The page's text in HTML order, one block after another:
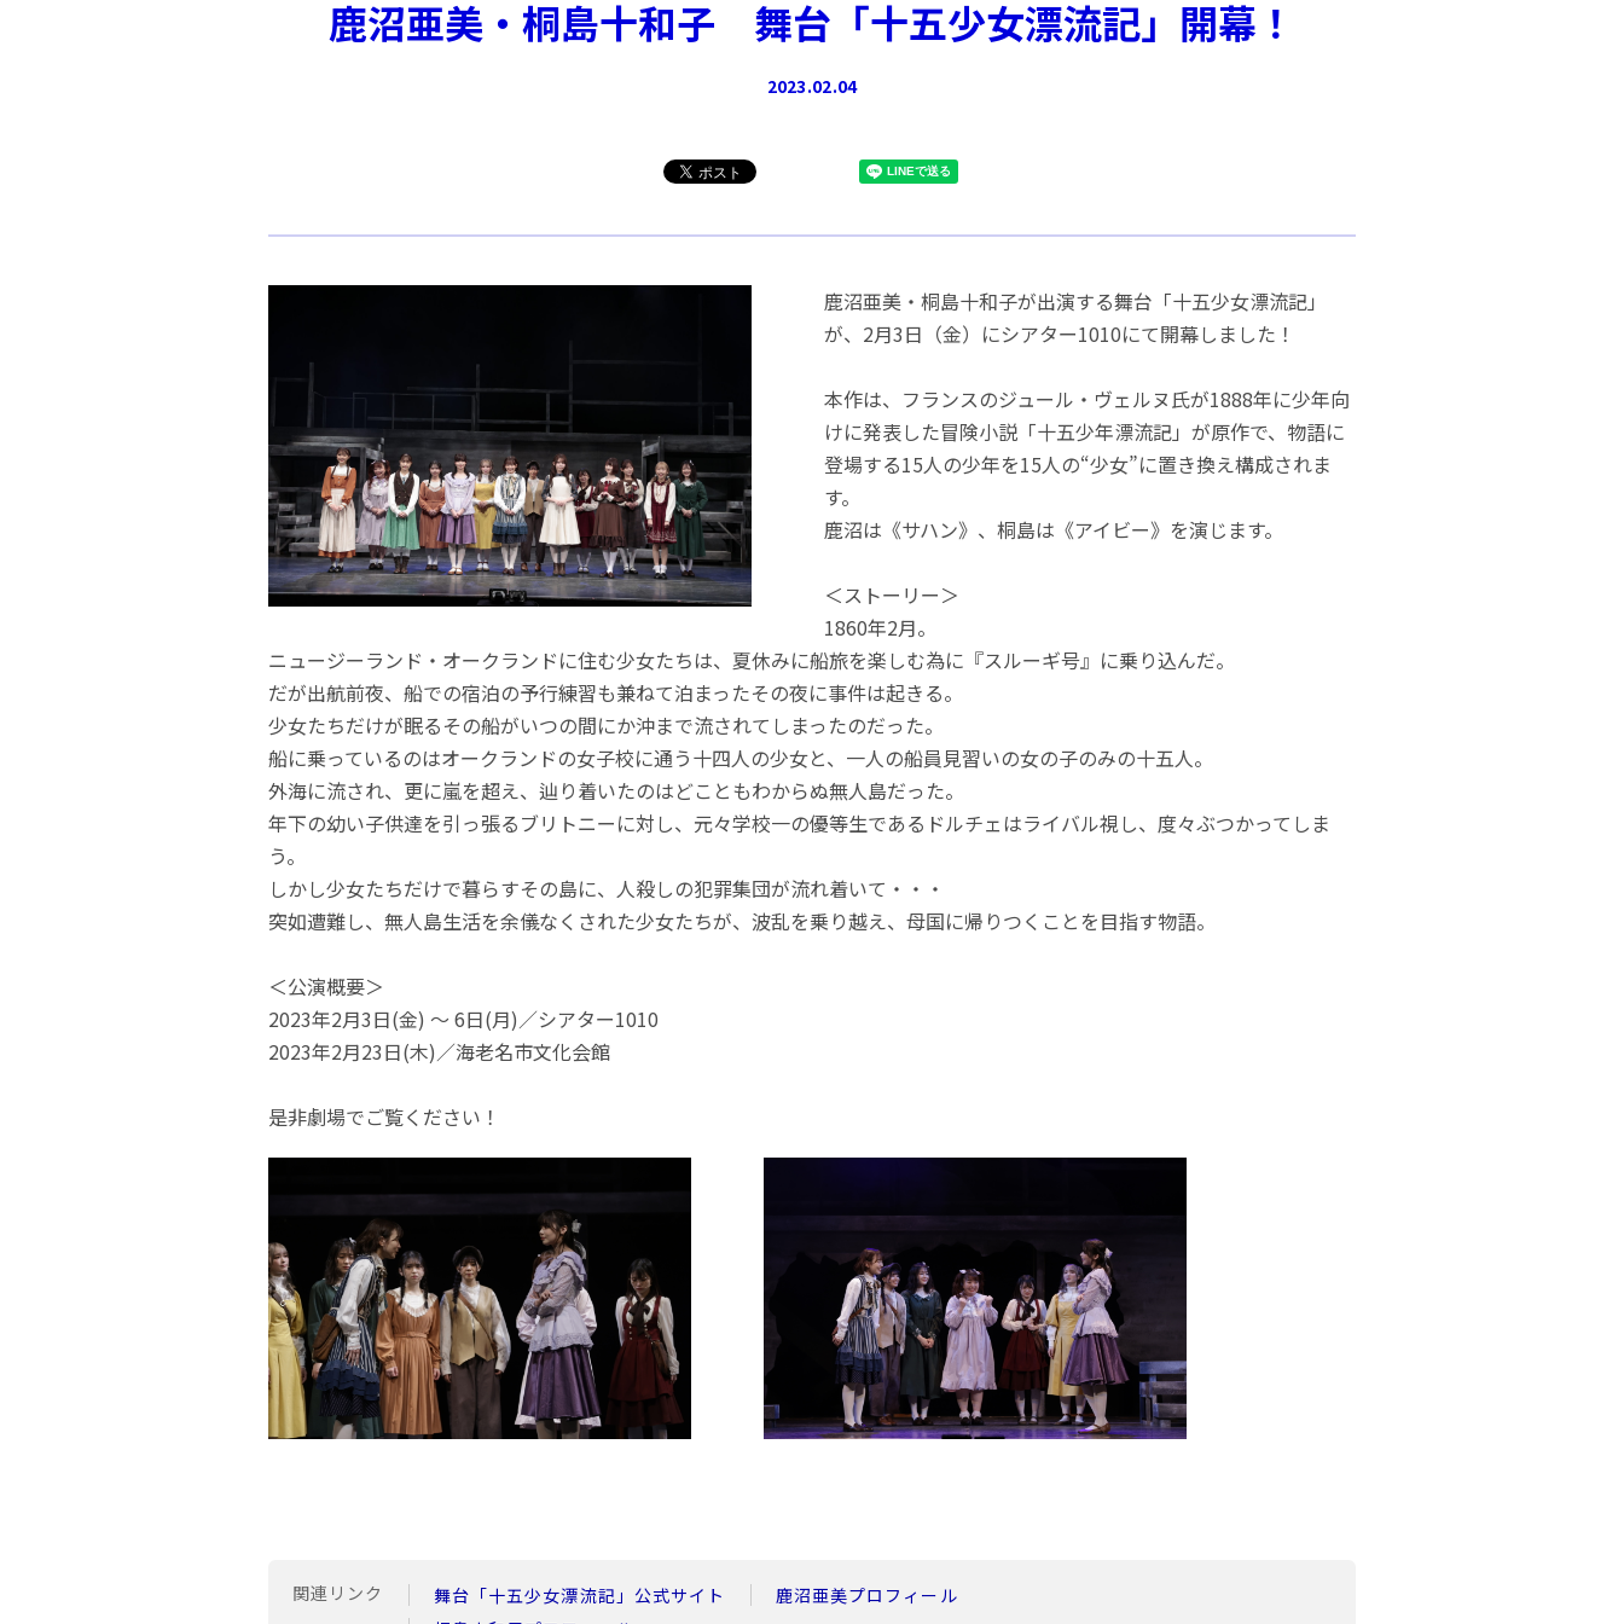
鹿沼亜美・桐島十和子 舞台「十五少女漂流記」開幕！
2023.02.04
鹿沼亜美・桐島十和子が出演する舞台「十五少女漂流記」
が、2月3日（金）にシアター1010にて開幕しました！
本作は、フランスのジュール・ヴェルヌ氏が1888年に少年向
けに発表した冒険小説「十五少年漂流記」が原作で、物語に
登場する15人の少年を15人の“少女”に置き換え構成されま
す。
鹿沼は《サハン》、桐島は《アイビー》を演じます。
＜ストーリー＞
1860年2月。
ニュージーランド・オークランドに住む少女たちは、夏休みに船旅を楽しむ為に『スルーギ号』に乗り込んだ。
だが出航前夜、船での宿泊の予行練習も兼ねて泊まったその夜に事件は起きる。
少女たちだけが眠るその船がいつの間にか沖まで流されてしまったのだった。
船に乗っているのはオークランドの女子校に通う十四人の少女と、一人の船員見習いの女の子のみの十五人。
外海に流され、更に嵐を超え、辿り着いたのはどこともわからぬ無人島だった。
年下の幼い子供達を引っ張るブリトニーに対し、元々学校一の優等生であるドルチェはライバル視し、度々ぶつかってしま
う。
しかし少女たちだけで暮らすその島に、人殺しの犯罪集団が流れ着いて・・・
突如遭難し、無人島生活を余儀なくされた少女たちが、波乱を乗り越え、母国に帰りつくことを目指す物語。
＜公演概要＞
2023年2月3日(金) ～ 6日(月)／シアター1010
2023年2月23日(木)／海老名市文化会館
是非劇場でご覧ください！
関連リンク 舞台「十五少女漂流記」公式サイト
鹿沼亜美プロフィール